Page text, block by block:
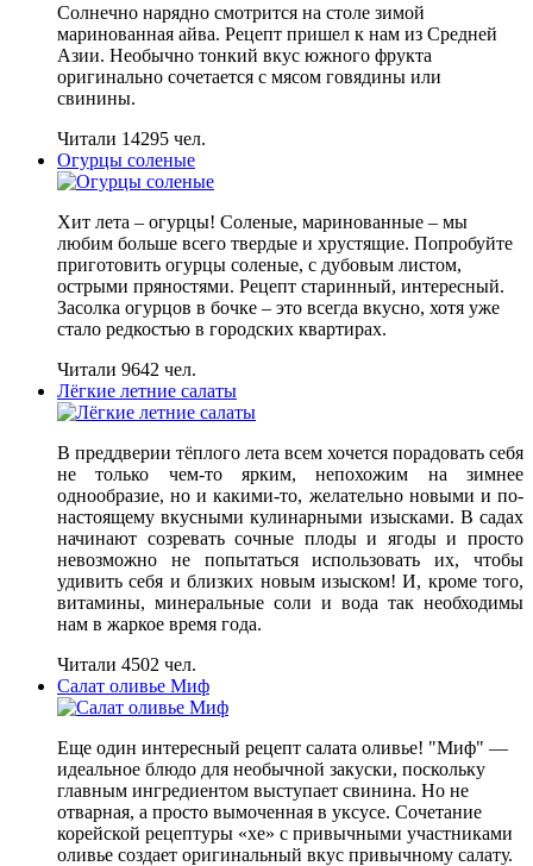
Солнечно нарядно смотрится на столе зимой
маринованная айва. Рецепт пришел к нам из Средней
Азии. Необычно тонкий вкус южного фрукта
оригинально сочетается с мясом говядины или
свинины.
Читали 14295 чел.
Огурцы соленые
Хит лета – огурцы! Соленые, маринованные – мы
любим больше всего твердые и хрустящие. Попробуйте
приготовить огурцы соленые, с дубовым листом,
острыми пряностями. Рецепт старинный, интересный.
Засолка огурцов в бочке – это всегда вкусно, хотя уже
стало редкостью в городских квартирах.
Читали 9642 чел.
Лёгкие летние салаты
В преддверии тёплого лета всем хочется порадовать себя
не только чем-то ярким, непохожим на зимнее
однообразие, но и какими-то, желательно новыми и по-
настоящему вкусными кулинарными изысками. В садах
начинают созревать сочные плоды и ягоды и просто
невозможно не попытаться использовать их, чтобы
удивить себя и близких новым изыском! И, кроме того,
витамины, минеральные соли и вода так необходимы
нам в жаркое время года.
Читали 4502 чел.
Салат оливье Миф
Еще один интересный рецепт салата оливье! "Миф" —
идеальное блюдо для необычной закуски, поскольку
главным ингредиентом выступает свинина. Но не
отварная, а просто вымоченная в уксусе. Сочетание
корейской рецептуры «хе» с привычными участниками
оливье создает оригинальный вкус привычному салату.